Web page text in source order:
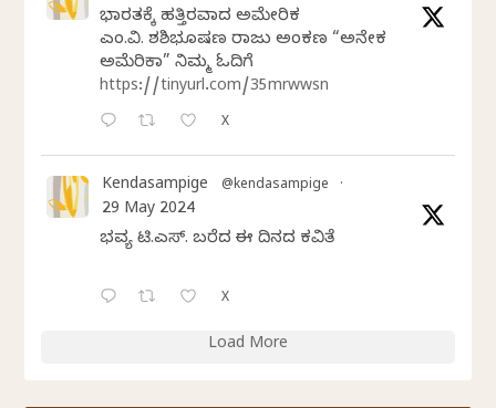
ಭಾರತಕ್ಕೆ ಹತ್ತಿರವಾದ ಅಮೇರಿಕ
ಎಂ.ವಿ. ಶಶಿಭೂಷಣ ರಾಜು ಅಂಕಣ “ಅನೇಕ
ಅಮೆರಿಕಾ” ನಿಮ್ಮ ಓದಿಗೆ
https://tinyurl.com/35mrwwsn
X
Kendasampige @kendasampige ·
29 May 2024
ಭವ್ಯ ಟಿ.ಎಸ್. ಬರೆದ ಈ ದಿನದ ಕವಿತೆ
X
Load More